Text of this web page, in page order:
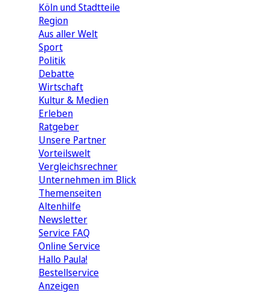
Köln und Stadtteile
Region
Aus aller Welt
Sport
Politik
Debatte
Wirtschaft
Kultur & Medien
Erleben
Ratgeber
Unsere Partner
Vorteilswelt
Vergleichsrechner
Unternehmen im Blick
Themenseiten
Altenhilfe
Newsletter
Service FAQ
Online Service
Hallo Paula!
Bestellservice
Anzeigen